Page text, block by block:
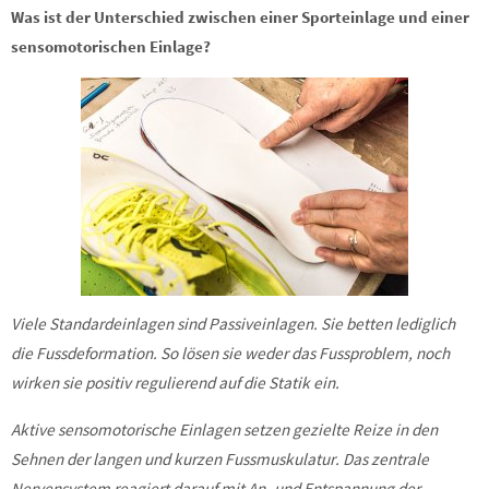
Was ist der Unterschied zwischen einer Sporteinlage und einer
sensomotorischen Einlage?
Viele Standardeinlagen sind Passiveinlagen. Sie betten lediglich
die Fussdeformation. So lösen sie weder das Fussproblem, noch
wirken sie positiv regulierend auf die Statik ein.
Aktive sensomotorische Einlagen setzen gezielte Reize in den
Sehnen der langen und kurzen Fussmuskulatur. Das zentrale